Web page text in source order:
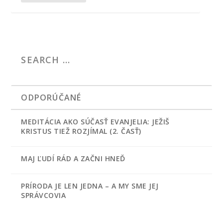
ODPORÚČANÉ
MEDITÁCIA AKO SÚČASŤ EVANJELIA: JEŽIŠ
KRISTUS TIEŽ ROZJÍMAL (2. ČASŤ)
MAJ ĽUDÍ RÁD A ZAČNI HNEĎ
PRÍRODA JE LEN JEDNA – A MY SME JEJ
SPRÁVCOVIA